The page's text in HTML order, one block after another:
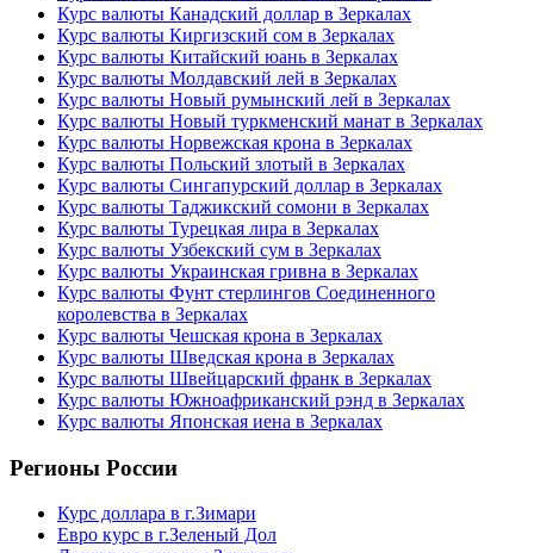
Курс валюты Канадский доллар в Зеркалах
Курс валюты Киргизский сом в Зеркалах
Курс валюты Китайский юань в Зеркалах
Курс валюты Молдавский лей в Зеркалах
Курс валюты Новый румынский лей в Зеркалах
Курс валюты Новый туркменский манат в Зеркалах
Курс валюты Норвежская крона в Зеркалах
Курс валюты Польский злотый в Зеркалах
Курс валюты Сингапурский доллар в Зеркалах
Курс валюты Таджикский сомони в Зеркалах
Курс валюты Турецкая лира в Зеркалах
Курс валюты Узбекский сум в Зеркалах
Курс валюты Украинская гривна в Зеркалах
Курс валюты Фунт стерлингов Соединенного
королевства в Зеркалах
Курс валюты Чешская крона в Зеркалах
Курс валюты Шведская крона в Зеркалах
Курс валюты Швейцарский франк в Зеркалах
Курс валюты Южноафриканский рэнд в Зеркалах
Курс валюты Японская иена в Зеркалах
Регионы России
Курс доллара в г.Зимари
Евро курс в г.Зеленый Дол